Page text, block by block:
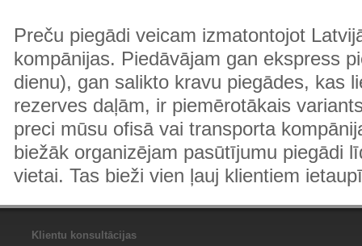
Preču piegādi veicam izmatontojot
kompānijas. Piedāvājam gan ekspress
dienu), gan salikto kravu piegādes, kas
rezerves daļām, ir piemērotākais
preci mūsu ofisā vai transporta
biežāk organizējam pasūtījumu piegādi
vietai. Tas bieži vien ļauj klientiem
Klientu konsultācijas